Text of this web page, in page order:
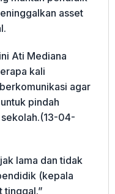
asset
Ati Mediana
kali
agar
pindah
04-
lama dan tidak
(kepala
tinggal.”